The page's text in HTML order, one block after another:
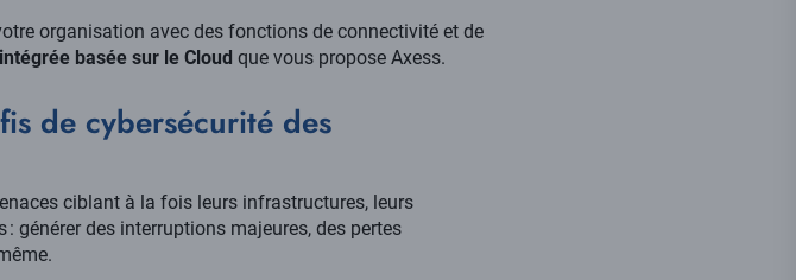
organisation avec des fonctions de connectivité et de
basée sur le Cloud que vous propose Axess.
de cybersécurité des
ciblant à la fois leurs infrastructures, leurs
générer des interruptions majeures, des pertes